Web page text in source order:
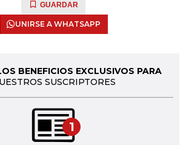
GUARDAR
UNIRSE A WHATSAPP
BENEFICIOS EXCLUSIVOS PARA
SUSCRIPTORES
1